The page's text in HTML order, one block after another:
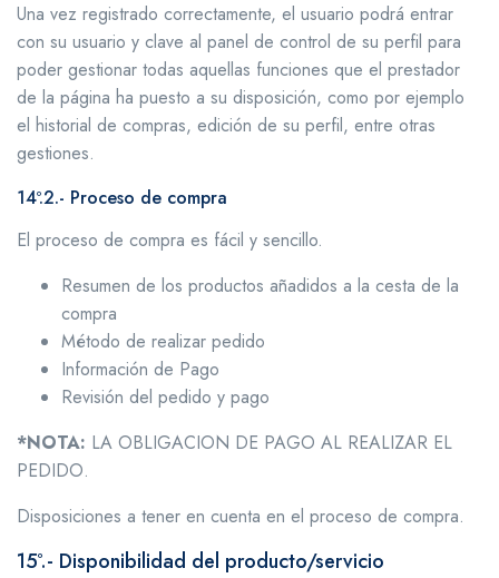
Una vez registrado correctamente, el usuario podrá entrar
con su usuario y clave al panel de control de su perfil para
poder gestionar todas aquellas funciones que el prestador
de la página ha puesto a su disposición, como por ejemplo
el historial de compras, edición de su perfil, entre otras
gestiones.
14º.2.- Proceso de compra
El proceso de compra es fácil y sencillo.
Resumen de los productos añadidos a la cesta de la
compra
Método de realizar pedido
Información de Pago
Revisión del pedido y pago
*NOTA: LA OBLIGACION DE PAGO AL REALIZAR EL
PEDIDO.
Disposiciones a tener en cuenta en el proceso de compra.
15º.- Disponibilidad del producto/servicio